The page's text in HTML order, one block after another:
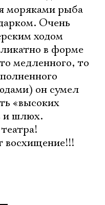
моряками рыба
Очень
ходом
в форме
медленного, то
он сумел
«высоких
и шлюх.
восхищение!!!